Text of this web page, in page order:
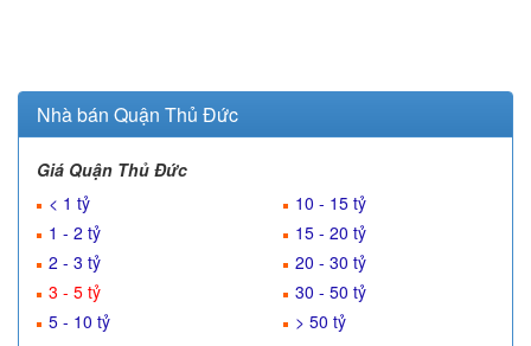
Nhà bán Quận Thủ Đức
Giá Quận Thủ Đức
< 1 tỷ
1 - 2 tỷ
2 - 3 tỷ
3 - 5 tỷ
5 - 10 tỷ
10 - 15 tỷ
15 - 20 tỷ
20 - 30 tỷ
30 - 50 tỷ
> 50 tỷ